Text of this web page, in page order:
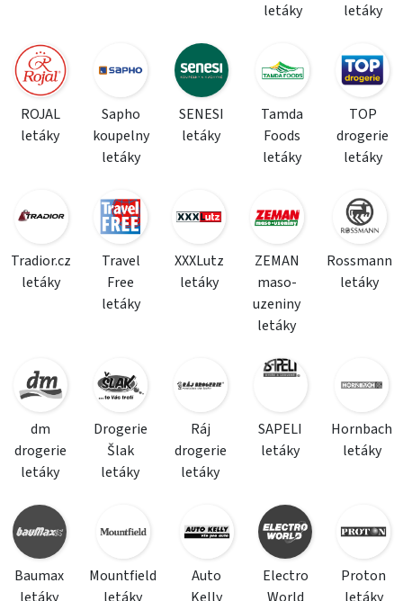
letáky
letáky
ROJAL
letáky
Sapho
koupelny
letáky
SENESI
letáky
Tamda
Foods
letáky
TOP
drogerie
letáky
Tradior.cz
letáky
Travel
Free
letáky
XXXLutz
letáky
ZEMAN
maso-
uzeniny
letáky
Rossmann
letáky
dm
drogerie
letáky
Drogerie
Šlak
letáky
Ráj
drogerie
letáky
SAPELI
letáky
Hornbach
letáky
Baumax
Mountfield
Auto
Electro
Proton